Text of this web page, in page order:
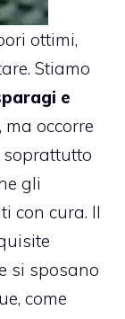
ottimi,
Stiamo
e
ma occorre
gli
con cura. Il
si sposano
come